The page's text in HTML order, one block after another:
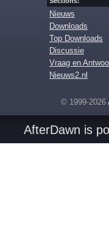
Nieuws
Downloads
Top Downloads
Discussie
Vraag en
Nieuws2.nl
© 1999-2026
AfterDawn is